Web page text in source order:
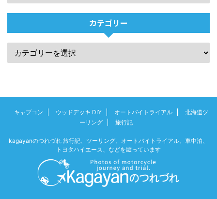
カテゴリー
キャブコン ウッドデッキ DIY オートバイトライアル
北海道ツ
ーリング
旅行記
kagayanのつれづれ 旅行記、ツーリング、オートバイトライアル、車中泊、
トヨタハイエース、などを綴っています